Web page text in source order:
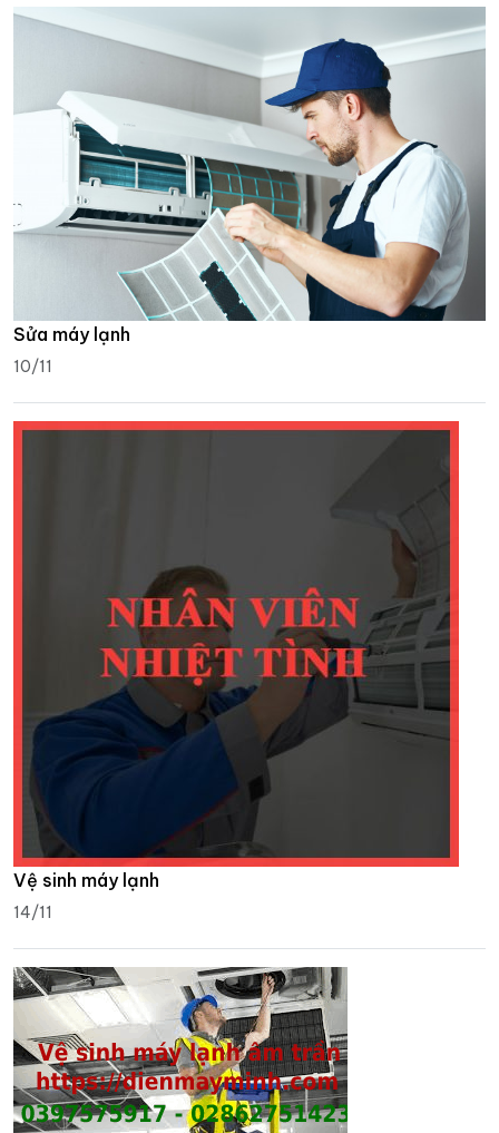
Sửa máy lạnh
10/11
Vệ sinh máy lạnh
14/11